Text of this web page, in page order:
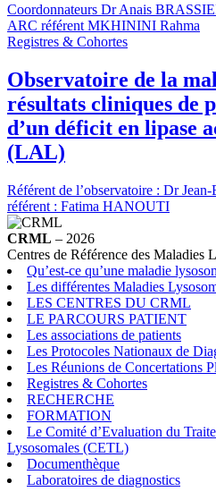
Coordonnateurs Dr Anais
ARC référent MKHININI Rahma
Registres & Cohortes
Observatoire de la
résultats cliniques de
d’un déficit en lipase
(LAL)
Référent de l’observatoire : Dr
référent : Fatima HANOUTI
CRML – 2026
Centres de Référence des Maladies
Qu’est-ce qu’une maladie
Les différentes Maladies
LES CENTRES DU CRML
LE PARCOURS PATIENT
Les associations de patients
Les Protocoles Nationaux de
Les Réunions de Concertations
Registres & Cohortes
RECHERCHE
FORMATION
Le Comité d’Evaluation du
Lysosomales (CETL)
Documenthèque
Laboratoires de diagnostics